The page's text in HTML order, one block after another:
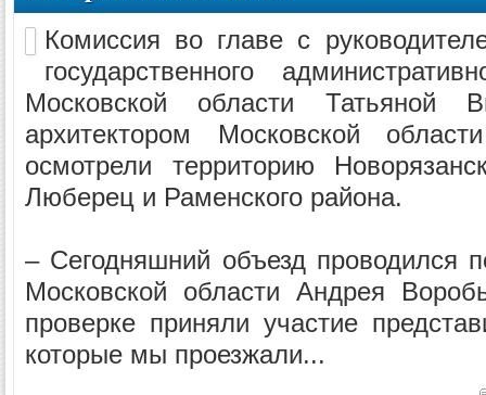
Комиссия во главе с
государственного
Московской области Татьяной
архитектором Московской
осмотрели территорию
Люберец и Раменского района.
– Сегодняшний объезд проводился
Московской области Андрея
проверке приняли участие
которые мы проезжали...